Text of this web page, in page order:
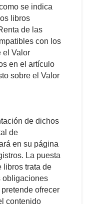
se indica
libros
de las
con los
el Valor
en el artículo
sobre el Valor
de dichos
de
en su página
La puesta
libros trata de
obligaciones
ofrecer
contenido